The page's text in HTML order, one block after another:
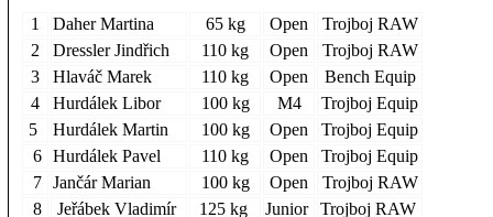
1 Daher Martina 65 kg Open
Trojboj RAW
2
Dressler Jindřich 110 kg Open
Trojboj RAW
3
Hlaváč Marek 110 kg Open
Bench Equip
4
Hurdálek Libor 100 kg M4
Trojboj Equip
5
Hurdálek Martin 100 kg Open
Trojboj Equip
6 Hurdálek Pavel 110 kg Open
Trojboj Equip
7 Jančár Marian 100 kg Open
Trojboj RAW
8
Jeřábek Vladimír 125 kg Junior Trojboj RAW